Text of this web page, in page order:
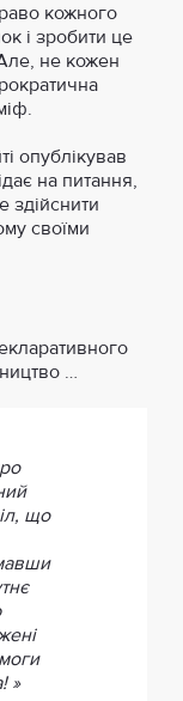
кожного
і зробити це
не кожен
опублікував
на питання,
здійснити
своїми
…
що
»